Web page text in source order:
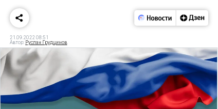
21.09.2022 08:51
Автор: Руслан Грудцинов